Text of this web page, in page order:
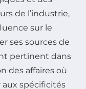
de l’industrie,
sur le
ses sources de
pertinent dans
des affaires où
aux spécificités